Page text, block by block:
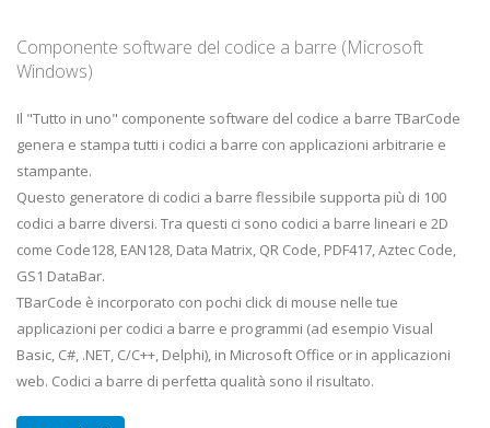
Componente software del codice a barre (Microsoft
Windows)
Il "Tutto in uno" componente software del codice a barre TBarCode
genera e stampa tutti i codici a barre con applicazioni arbitrarie e
stampante.
Questo generatore di codici a barre flessibile supporta più di 100
codici a barre diversi. Tra questi ci sono codici a barre lineari e 2D
come Code128, EAN128, Data Matrix, QR Code, PDF417, Aztec Code,
GS1 DataBar.
TBarCode è incorporato con pochi click di mouse nelle tue
applicazioni per codici a barre e programmi (ad esempio Visual
Basic, C#, .NET, C/C++, Delphi), in Microsoft Office or in applicazioni
web. Codici a barre di perfetta qualità sono il risultato.